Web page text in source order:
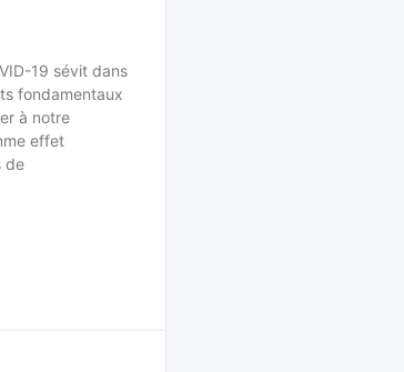
19 sévit dans
fondamentaux
à notre
effet
de